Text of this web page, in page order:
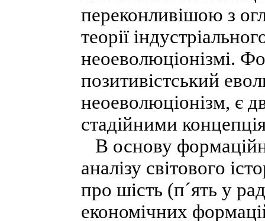
переконливішою з
теорії
неоеволюціонізмі.
позитивістський
неоеволюціонізм, є
стадійними
В основу
аналізу світового
про шість (п´ять у
економічних